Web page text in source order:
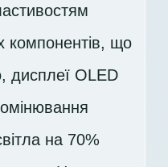
компонентів, що
дисплеї OLED
на 70%